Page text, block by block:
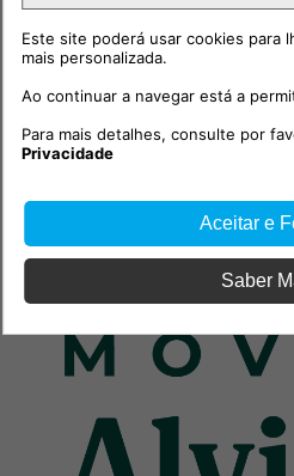
Este site poderá usar cookies para
mais personalizada.
Ao continuar a navegar está a
Para mais detalhes, consulte por
Privacidade
Aceitar e
Saber